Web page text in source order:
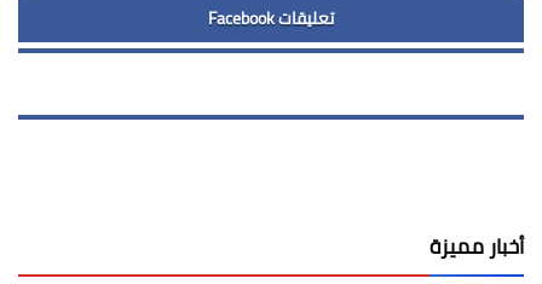
تعليقات Facebook
أخبار مميزة